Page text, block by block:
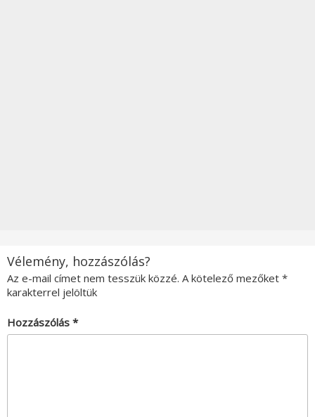
Vélemény, hozzászólás?
Az e-mail címet nem tesszük közzé. A kötelező mezőket *
karakterrel jelöltük
Hozzászólás *